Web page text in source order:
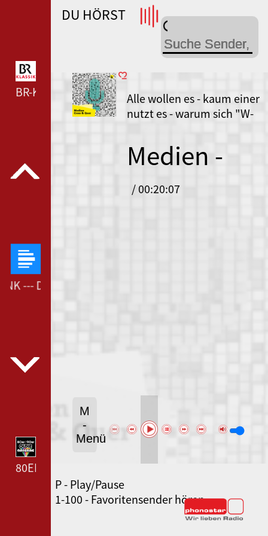
--- DEUTSCHLANDFUNK ---
80ER 90ER OLDIE ANTENNE --- 80ER 90ER OLDIE
SWR3 --- SWR3 ---
WDR 4 --- WDR 4 ---
BR-KLASSIK --- BR-KLASSIK ---
DU HÖRST
Alle wollen es - kaum einer
nutzt es - warum sich "W-
Alternativen schwertun
Medien -
Cross und
/ 00:20:07
M
-
Menü
P - Play/Pause
1-100 - Favoritensender hören